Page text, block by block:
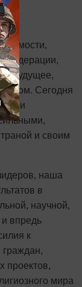
и
Федерации,
в будущее,
Сегодня
и
и своим
наша
в
научной,
впредь
к
проектов,
мира